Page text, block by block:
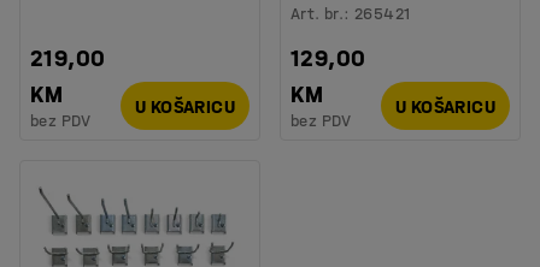
219,00
KM
bez PDV
U KOŠARICU
Art. br.: 265421
129,00
KM
bez PDV
U KOŠARICU